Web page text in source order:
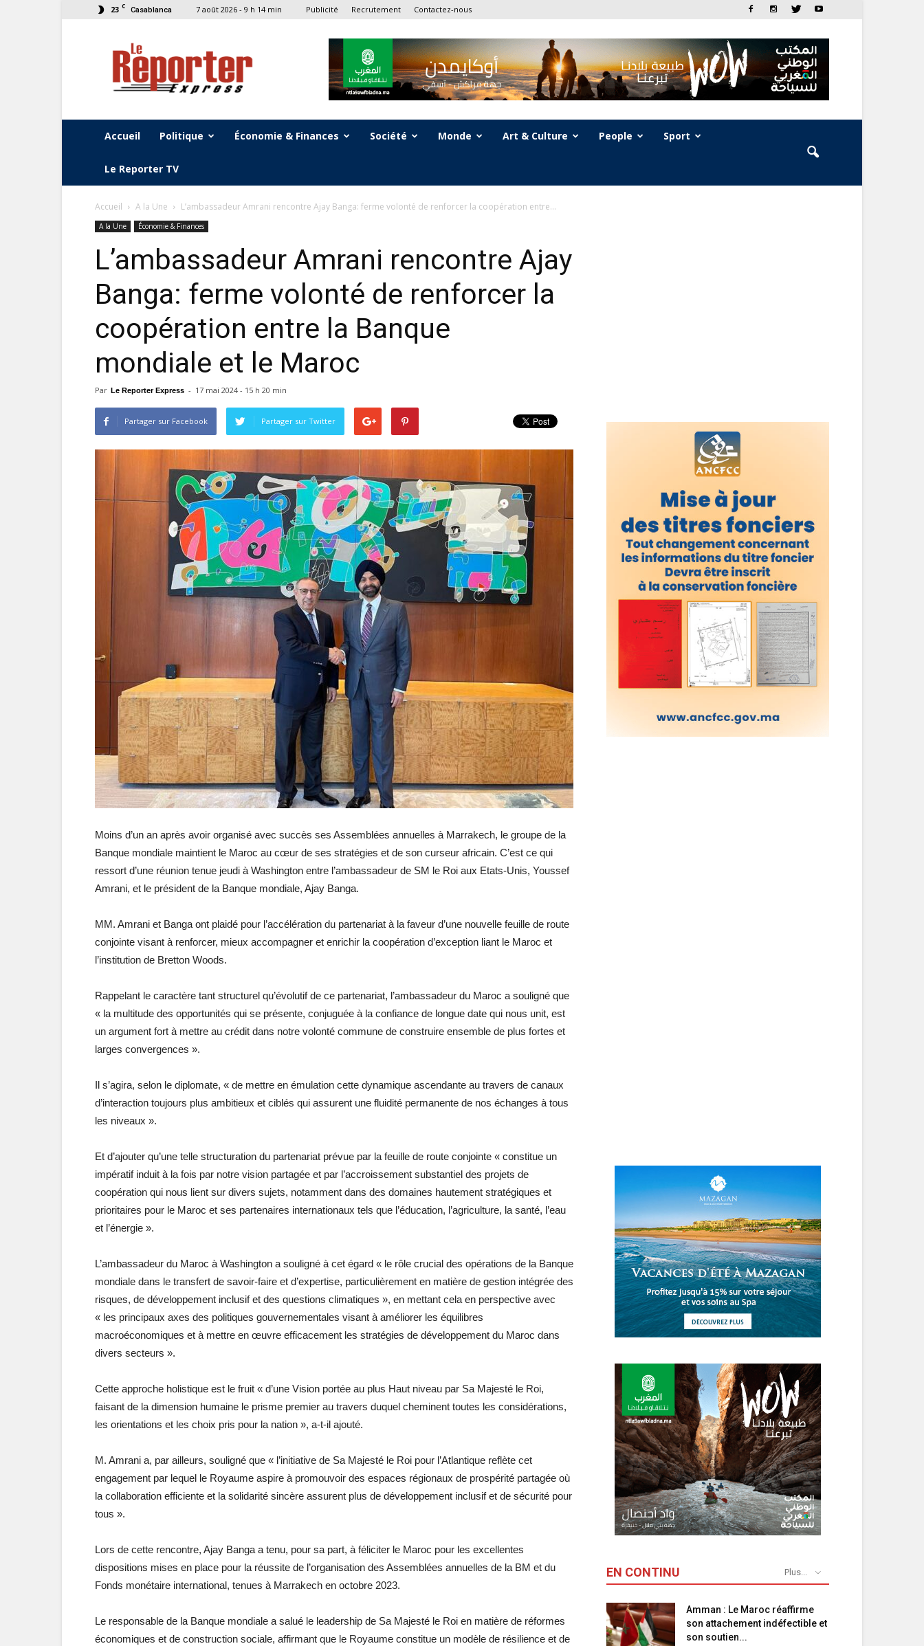
23 C Casablanca 7 août 2026 - 9 h 14 min Publicité Recrutement Contactez-nous
Le
Reporter
Express
Accueil Politique Économie & Finances Société Monde Art & Culture People Sport
Le Reporter TV
Accueil A la Une L’ambassadeur Amrani rencontre Ajay Banga: ferme volonté de renforcer la coopération entre...
A la Une Économie & Finances
L’ambassadeur Amrani rencontre Ajay
Banga: ferme volonté de renforcer la
coopération entre la Banque
mondiale et le Maroc
Par Le Reporter Express - 17 mai 2024 - 15 h 20 min
Partager sur Facebook Partager sur Twitter
Moins d’un an après avoir organisé avec succès ses Assemblées annuelles à Marrakech, le groupe de la
Banque mondiale maintient le Maroc au cœur de ses stratégies et de son curseur africain. C’est ce qui
ressort d’une réunion tenue jeudi à Washington entre l’ambassadeur de SM le Roi aux Etats-Unis, Youssef
Amrani, et le président de la Banque mondiale, Ajay Banga.
MM. Amrani et Banga ont plaidé pour l’accélération du partenariat à la faveur d’une nouvelle feuille de route
conjointe visant à renforcer, mieux accompagner et enrichir la coopération d’exception liant le Maroc et
l’institution de Bretton Woods.
Rappelant le caractère tant structurel qu’évolutif de ce partenariat, l’ambassadeur du Maroc a souligné que
« la multitude des opportunités qui se présente, conjuguée à la confiance de longue date qui nous unit, est
un argument fort à mettre au crédit dans notre volonté commune de construire ensemble de plus fortes et
larges convergences ».
Il s’agira, selon le diplomate, « de mettre en émulation cette dynamique ascendante au travers de canaux
d’interaction toujours plus ambitieux et ciblés qui assurent une fluidité permanente de nos échanges à tous
les niveaux ».
Et d’ajouter qu’une telle structuration du partenariat prévue par la feuille de route conjointe « constitue un
impératif induit à la fois par notre vision partagée et par l’accroissement substantiel des projets de
coopération qui nous lient sur divers sujets, notamment dans des domaines hautement stratégiques et
prioritaires pour le Maroc et ses partenaires internationaux tels que l’éducation, l’agriculture, la santé, l’eau
et l’énergie ».
L’ambassadeur du Maroc à Washington a souligné à cet égard « le rôle crucial des opérations de la Banque
mondiale dans le transfert de savoir-faire et d’expertise, particulièrement en matière de gestion intégrée des
risques, de développement inclusif et des questions climatiques », en mettant cela en perspective avec
« les principaux axes des politiques gouvernementales visant à améliorer les équilibres
macroéconomiques et à mettre en œuvre efficacement les stratégies de développement du Maroc dans
divers secteurs ».
Cette approche holistique est le fruit « d’une Vision portée au plus Haut niveau par Sa Majesté le Roi,
faisant de la dimension humaine le prisme premier au travers duquel cheminent toutes les considérations,
les orientations et les choix pris pour la nation », a-t-il ajouté.
M. Amrani a, par ailleurs, souligné que « l’initiative de Sa Majesté le Roi pour l’Atlantique reflète cet
engagement par lequel le Royaume aspire à promouvoir des espaces régionaux de prospérité partagée où
la collaboration efficiente et la solidarité sincère assurent plus de développement inclusif et de sécurité pour
tous ».
Lors de cette rencontre, Ajay Banga a tenu, pour sa part, à féliciter le Maroc pour les excellentes
dispositions mises en place pour la réussite de l’organisation des Assemblées annuelles de la BM et du
Fonds monétaire international, tenues à Marrakech en octobre 2023.
Le responsable de la Banque mondiale a salué le leadership de Sa Majesté le Roi en matière de réformes
économiques et de construction sociale, affirmant que le Royaume constitue un modèle de résilience et de
EN CONTINU Plus...
Amman : Le Maroc réaffirme
son attachement indéfectible et
son soutien...